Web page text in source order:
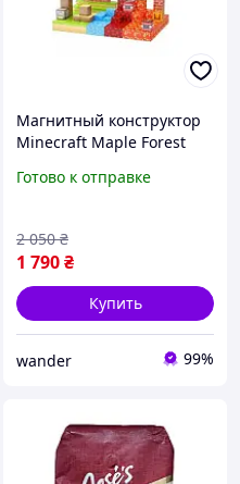
Магнитный конструктор
Minecraft Maple Forest
Приключения в кленовом
Готово к отправке
1 790₴
2 050 ₴
Купить
wander 99%